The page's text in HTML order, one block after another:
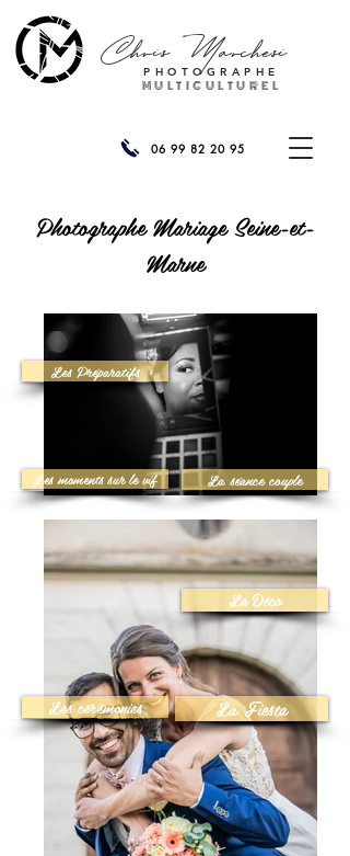
PHOTOGRAPHE
MULTICULTUREL
ChrisMarchesi
06 99 82 20 95
Photographe Mariage Seine-et-
Marne
Les Préparatifs
La séance couple
Les moments sur le vif
Les cérémonies
La Déco
La Fiesta